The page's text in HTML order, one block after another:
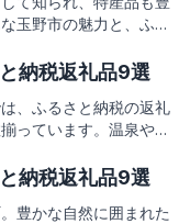
玉野市の魅力と、ふる
納税返礼品9選
、ふるさと納税の返礼
っています。温泉や綺
見どころとともに、心
納税返礼品9選
豊かな自然に囲まれた